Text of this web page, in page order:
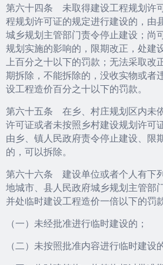
第六十四条 未取得建设工程规划许
程规划许可证的规定进行建设的，由
城乡规划主管部门责令停止建设；尚
规划实施的影响的，限期改正，处建
上百分之十以下的罚款；无法采取改
期拆除，不能拆除的，没收实物或者
设工程造价百分之十以下的罚款。
第六十五条 在乡、村庄规划区内未
许可证或者未按照乡村建设规划许可
由乡、镇人民政府责令停止建设、限
的，可以拆除。
第六十六条 建设单位或者个人有下
地城市、县人民政府城乡规划主管部
并处临时建设工程造价一倍以下的罚
（一）未经批准进行临时建设的；
（二）未按照批准内容进行临时建设